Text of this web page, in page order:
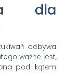
dla
odbywa
ważne jest,
pod kątem